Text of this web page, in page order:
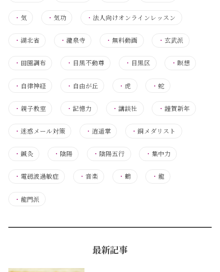
・ 気 ・気功 ・法人向けオンラインレッスン
・ 湖北省 ・瀧泉寺 ・無料動画 ・ 玄武派
・ 田園調布 ・ 目黒不動尊 ・ 目黒区 ・ 瞑想
・ 自律神経 ・ 自由が丘 ・ 虎 ・ 蛇
・ 親子教室 ・記憶力 ・講談社 ・ 謹賀新年
・ 迷惑メール対策 ・逍遥掌 ・銅メダリスト
・ 鍼灸 ・ 陰陽 ・ 陰陽五行 ・ 集中力
・ 電磁波過敏症 ・音楽 ・鶴 ・ 龍
・ 龍門派
最新記事